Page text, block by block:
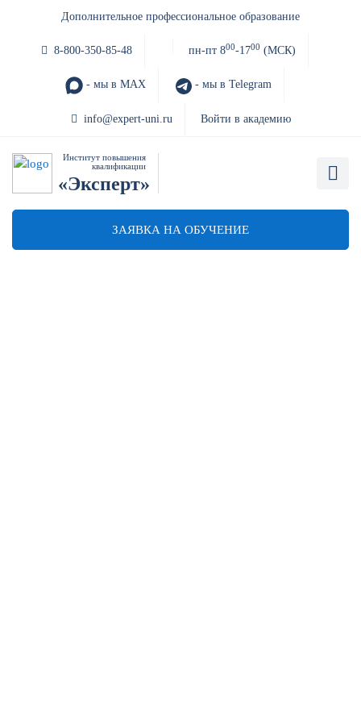
Дополнительное профессиональное образование
8-800-350-85-48 пн-пт 800-1700 (МСК)
- мы в MAX - мы в Telegram
info@expert-uni.ru Войти в академию
Институт повышения
квалификации
«Эксперт»
ЗАЯВКА НА ОБУЧЕНИЕ